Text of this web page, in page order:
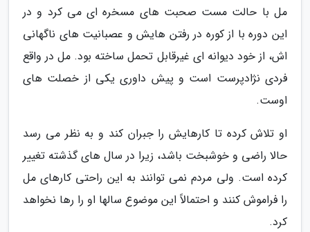
مل با حالت مست صحبت های مسخره ای می کرد و در
این دوره با از کوره در رفتن هایش و عصبانیت های ناگهانی
اش، از خود دیوانه ای غیرقابل تحمل ساخته بود. مل در واقع
فردی نژادپرست است و پیش داوری یکی از خصلت های
اوست.
او تلاش کرده تا کارهایش را جبران کند و به نظر می رسد
حالا راضی و خوشبخت باشد، زیرا در سال های گذشته تغییر
کرده است. ولی مردم نمی توانند به این راحتی کارهای مل
را فراموش کنند و احتمالاً این موضوع سالها او را رها نخواهد
کرد.